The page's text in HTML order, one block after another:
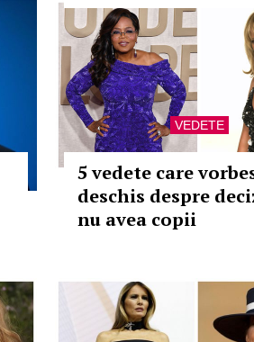
VEDETE
5 vedete care
deschis despre
nu avea copii